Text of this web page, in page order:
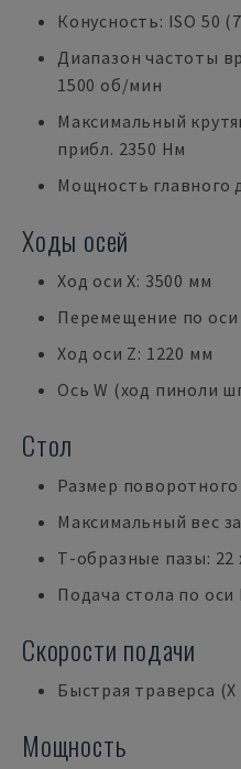
Конусность: ISO 50
Диапазон частоты
1500 об/мин
Максимальный
прибл. 2350 Нм
Мощность главного
Ходы осей
Ход оси X: 3500 мм
Перемещение по оси
Ход оси Z: 1220 мм
Ось W (ход пиноли
Стол
Размер поворотного
Максимальный вес
Т-образные пазы: 22
Подача стола по
Скорости подачи
Быстрая траверса
Мощность